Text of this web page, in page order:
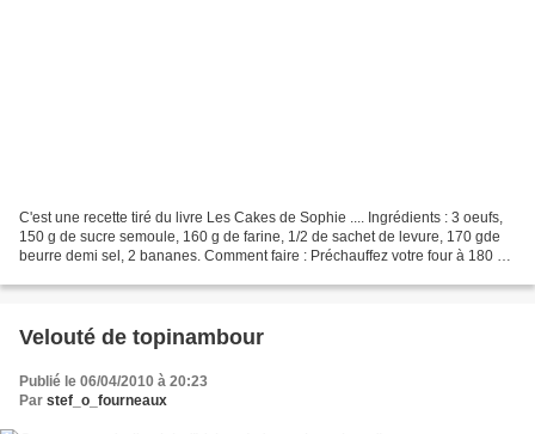
C'est une recette tiré du livre Les Cakes de Sophie .... Ingrédients : 3 oeufs,
150 g de sucre semoule, 160 g de farine, 1/2 de sachet de levure, 170 gde
beurre demi sel, 2 bananes. Comment faire : Préchauffez votre four à 180 °C
Velouté de topinambour
Publié le 06/04/2010 à 20:23
Par stef_o_fourneaux